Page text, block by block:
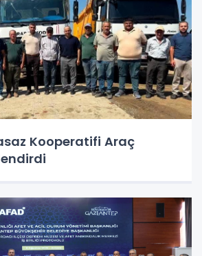
Kooperatifi Araç